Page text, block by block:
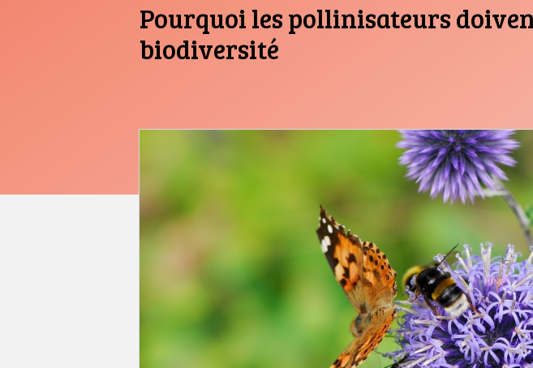
Pourquoi les pollinisateurs
biodiversité